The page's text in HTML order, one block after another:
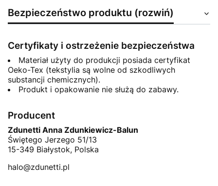
Bezpieczeństwo produktu (rozwiń)
Certyfikaty i ostrzeżenie bezpieczeństwa
Materiał użyty do produkcji posiada certyfikat
Oeko-Tex (tekstylia są wolne od szkodliwych
substancji chemicznych).
Produkt i opakowanie nie służą do zabawy.
Producent
Zdunetti Anna Zdunkiewicz-Balun
Świętego Jerzego 51/13
15-349 Białystok, Polska
halo@zdunetti.pl